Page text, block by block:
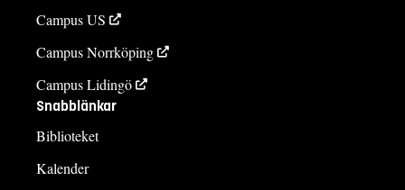
Campus US
Campus Norrköping
Campus Lidingö
Snabblänkar
Biblioteket
Kalender